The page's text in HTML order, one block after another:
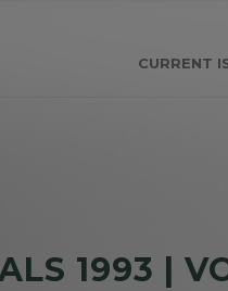
CURRENT
1993 |